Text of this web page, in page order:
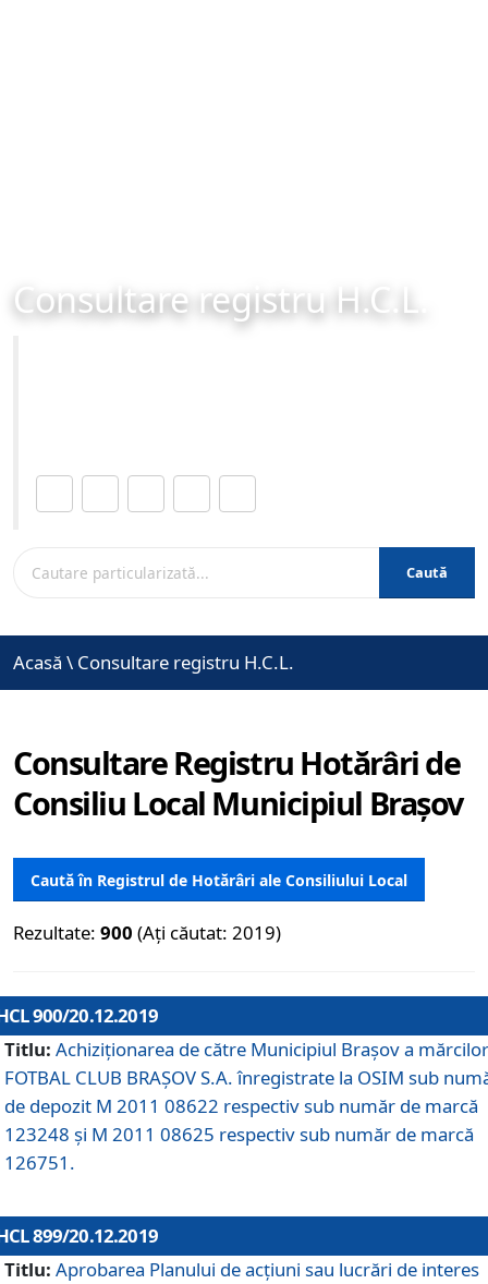
Consultare registru H.C.L.
Caută
Acasă \ Consultare registru H.C.L.
Consultare Registru Hotărâri de
Consiliu Local Municipiul Brașov
Caută în Registrul de Hotărâri ale Consiliului Local
Rezultate: 900 (Ați căutat: 2019)
900/20.12.2019
Titlu: Achiziționarea de către Municipiul Brașov a mărcilor
FOTBAL CLUB BRAȘOV S.A. înregistrate la OSIM sub
de depozit M 2011 08622 respectiv sub număr de marcă
123248 și M 2011 08625 respectiv sub număr de marcă
126751.
899/20.12.2019
Titlu: Aprobarea Planului de acţiuni sau lucrări de interes